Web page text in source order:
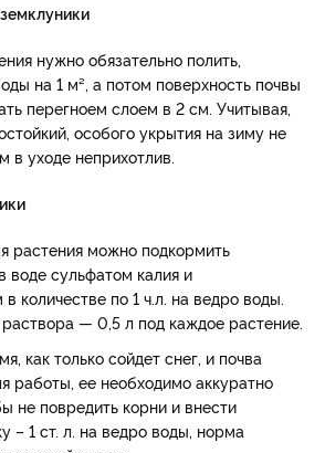
нужно обязательно полить,
на 1 м², а потом поверхность почвы
перегноем слоем в 2 см. Учитывая,
особого укрытия на зиму не
в уходе неприхотлив.
растения можно подкормить
воде сульфатом калия и
количестве по 1 ч.л. на ведро воды.
— 0,5 л под каждое растение.
как только сойдет снег, и почва
работы, ее необходимо аккуратно
не повредить корни и внести
– 1 ст. л. на ведро воды, норма